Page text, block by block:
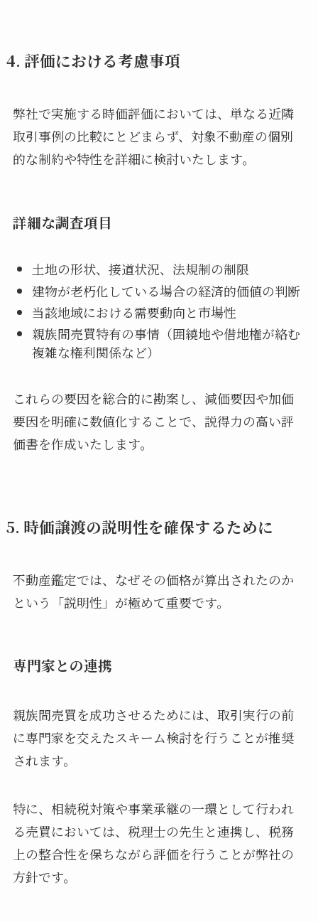
4. 評価における考慮事項
弊社で実施する時価評価においては、単なる近隣
取引事例の比較にとどまらず、対象不動産の個別
的な制約や特性を詳細に検討いたします。
詳細な調査項目
土地の形状、接道状況、法規制の制限
建物が老朽化している場合の経済的価値の判断
当該地域における需要動向と市場性
親族間売買特有の事情（囲繞地や借地権が絡む
複雑な権利関係など）
これらの要因を総合的に勘案し、減価要因や加価
要因を明確に数値化することで、説得力の高い評
価書を作成いたします。
5. 時価譲渡の説明性を確保するために
不動産鑑定では、なぜその価格が算出されたのか
という「説明性」が極めて重要です。
専門家との連携
親族間売買を成功させるためには、取引実行の前
に専門家を交えたスキーム検討を行うことが推奨
されます。
特に、相続税対策や事業承継の一環として行われ
る売買においては、税理士の先生と連携し、税務
上の整合性を保ちながら評価を行うことが弊社の
方針です。